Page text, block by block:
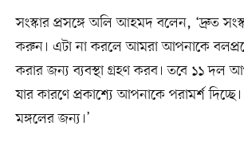
সংস্কার প্রসঙ্গে অলি আহমদ বলেন, ‘দ্রুত
করুন। এটা না করলে আমরা আপনাকে
করার জন্য ব্যবস্থা গ্রহণ করব। তবে ১১ দল
যার কারণে প্রকাশ্যে আপনাকে পরামর্শ
মঙ্গলের জন্য।’